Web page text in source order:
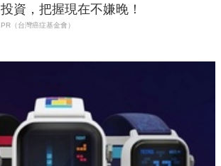
投資，把握現在不嫌晚！
PR（台灣癌症基金會）